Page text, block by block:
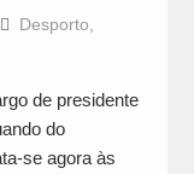
Desporto
de presidente
do
se agora às